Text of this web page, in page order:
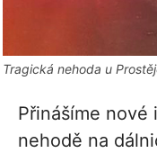
Tragická nehoda u
Přinášíme
nehodě na